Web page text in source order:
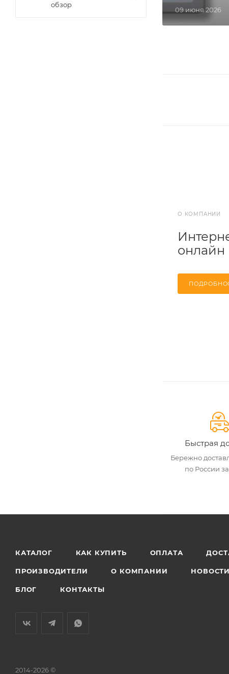
09 июня 2026
О КОМПАНИИ
онлайн
Быстрая
Бережно
по России
обзор
КАТАЛОГ КАК КУПИТЬ ОПЛАТА
ПРОИЗВОДИТЕЛИ О КОМПАНИИ НОВОСТИ
БЛОГ КОНТАКТЫ
2014-2026 ©